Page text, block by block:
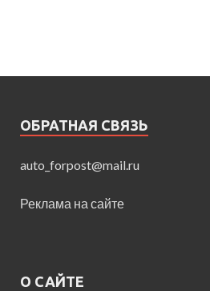
ОБРАТНАЯ СВЯЗЬ
auto_forpost@mail.ru
Реклама на сайте
О САЙТЕ